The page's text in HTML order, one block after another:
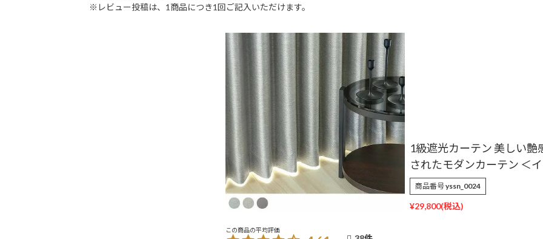
※レビュー投稿は、1商品につき1回ご記入いただけます。
1級遮光カーテン 美しい艶
されたモダンカーテン ＜
商品番号yssn_0024
¥29,800